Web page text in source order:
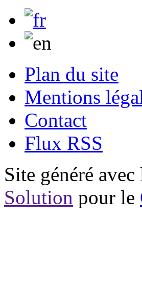
Plan du site
Mentions
Contact
Flux RSS
Site généré
Solution pour le